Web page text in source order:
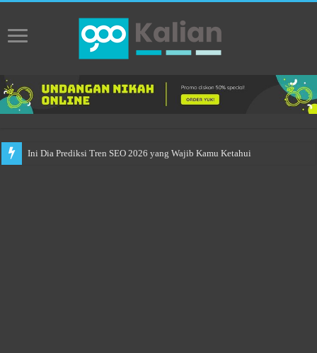
Ini Dia Prediksi Tren SEO 2026 yang Wajib Kamu Ketahui